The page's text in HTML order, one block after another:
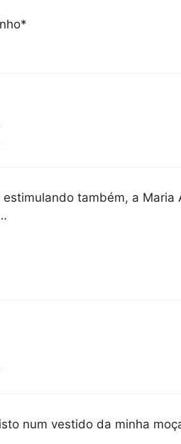
estimulando também, a
num vestido da minha